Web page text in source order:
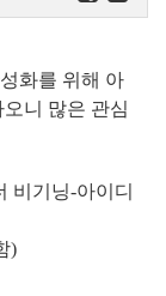
화를 위해 아
니 많은 관심
비기닝-아이디
)